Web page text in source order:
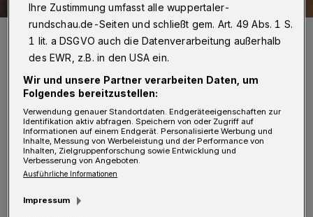
Natürlich wird auch gehäkelt.
Foto: wal_172619/Pixabay
I nsbesondere zur Teilnahme eingeladen
sind Frauen, die Flucht- oder
Migrationserfahrung gemacht haben. Denn
gerade für sie hat das gemeinsame
Ihre Zustimmung umfasst alle wuppertaler-
rundschau.de-Seiten und schließt gem. Art. 49 Abs. 1 S.
1 lit. a DSGVO auch die Datenverarbeitung außerhalb
des EWR, z.B. in den USA ein.
Wir und unsere Partner verarbeiten Daten, um
Folgendes bereitzustellen:
Verwendung genauer Standortdaten. Endgeräteeigenschaften zur
Identifikation aktiv abfragen. Speichern von oder Zugriff auf
Informationen auf einem Endgerät. Personalisierte Werbung und
Inhalte, Messung von Werbeleistung und der Performance von
Inhalten, Zielgruppenforschung sowie Entwicklung und
Verbesserung von Angeboten.
Ausführliche Informationen
Impressum